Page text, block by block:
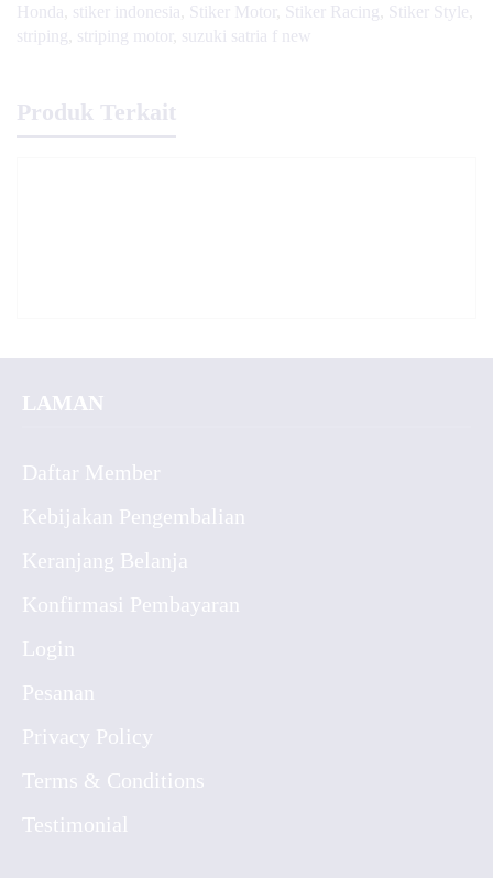
Honda stiker indonesia Stiker Motor Stiker Racing Stiker Style
striping
striping motor suzuki satria f new
Produk Terkait
LAMAN
Daftar Member
Kebijakan Pengembalian
Keranjang Belanja
Konfirmasi Pembayaran
Login
Pesanan
Privacy Policy
Terms & Conditions
Testimonial